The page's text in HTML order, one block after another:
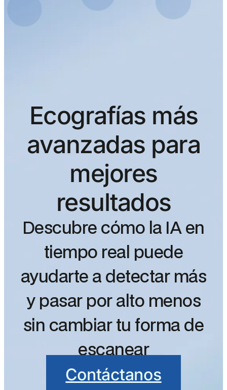
Ecografías más
avanzadas para
mejores
resultados
Descubre cómo la IA en
tiempo real puede
ayudarte a detectar más
y pasar por alto menos
sin cambiar tu forma de
escanear
Contáctanos